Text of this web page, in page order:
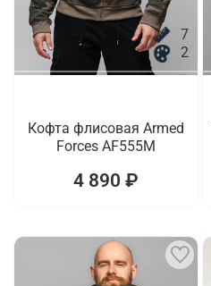
7
2
Кофта флисовая Armed
Forces AF555M
4 890 ₽